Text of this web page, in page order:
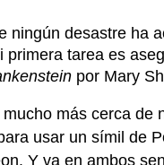
ningún desastre ha
tarea es
por Mary
más cerca
usar un símil de
Y va en ambos